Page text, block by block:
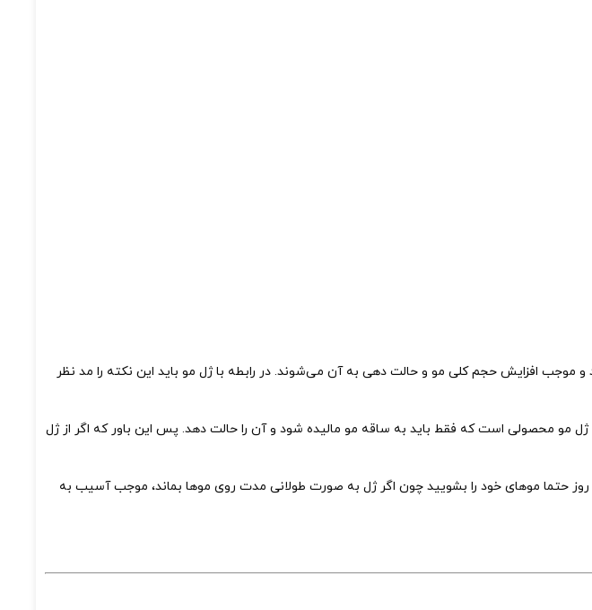
موجب افزایش حجم کلی مو و حالت دهی به آن می‌شوند. در رابطه با ژل مو باید این نکته را مد نظر
محصولی است که فقط باید به ساقه مو مالیده شود و آن را حالت دهد. پس این باور که اگر از ژل
روز حتما موهای خود را بشویید چون اگر ژل به صورت طولانی مدت روی موها بماند، موجب آسیب به